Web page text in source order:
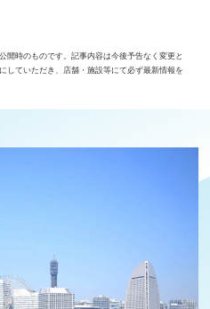
時のものです。記事内容は今後予告なく変更と
していただき、店舗・施設等にて必ず最新情報を